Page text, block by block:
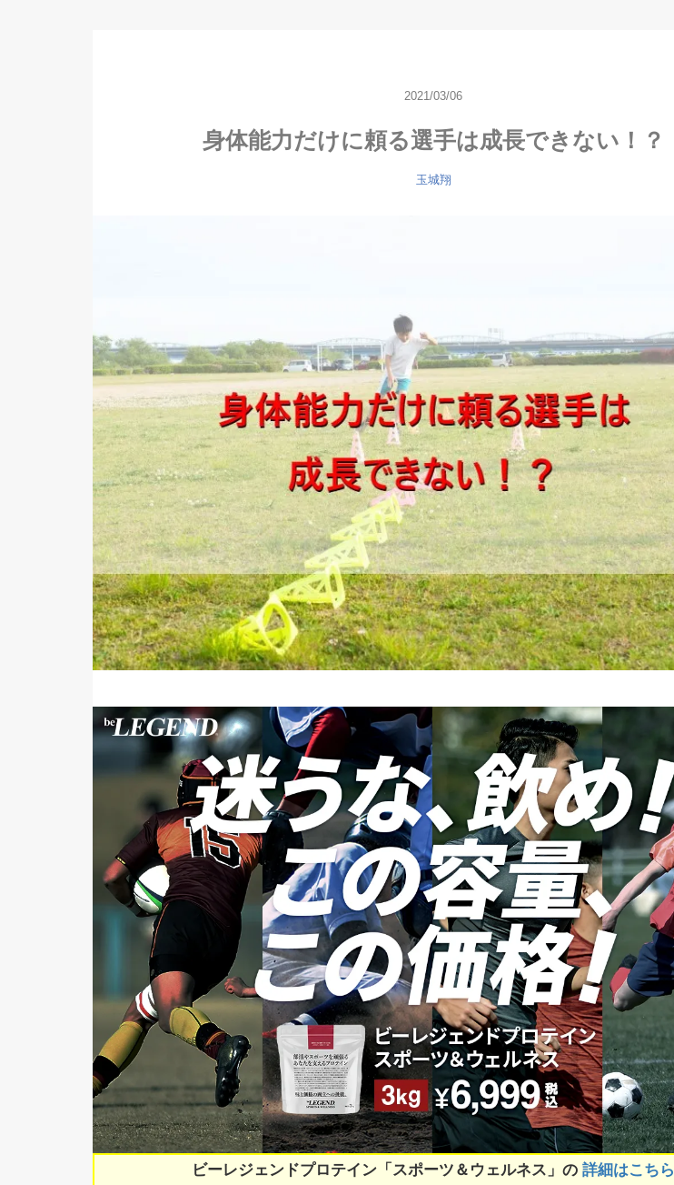
2021/03/06
身体能力だけに頼る選手は成長できない！？
玉城翔
ビーレジェンドプロテイン「スポーツ＆ウェルネス」の 詳細はこちら